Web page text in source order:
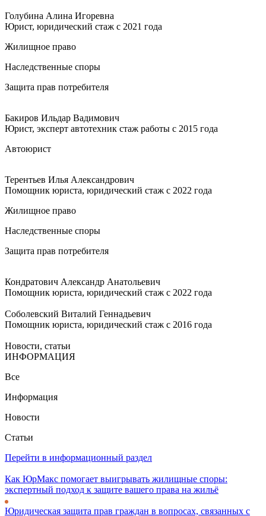
Голубина Алина Игоревна
Юрист, юридический стаж с 2021 года
Жилищное право
Наследственные споры
Защита прав потребителя
Бакиров Ильдар Вадимович
Юрист, эксперт автотехник стаж работы с 2015 года
Автоюрист
Терентьев Илья Александрович
Помощник юриста, юридический стаж с 2022 года
Жилищное право
Наследственные споры
Защита прав потребителя
Кондратович Александр Анатольевич
Помощник юриста, юридический стаж с 2022 года
Соболевский Виталий Геннадьевич
Помощник юриста, юридический стаж с 2016 года
Новости, статьи
ИНФОРМАЦИЯ
Все
Информация
Новости
Статьи
Перейти в информационный раздел
Как ЮрМакс помогает выигрывать жилищные споры:
экспертный подход к защите вашего права на жильё
Юридическая защита прав граждан в вопросах, связанных с